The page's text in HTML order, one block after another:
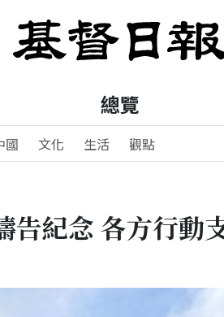
總覽
國 文化 生活 觀點
告紀念 各方行動